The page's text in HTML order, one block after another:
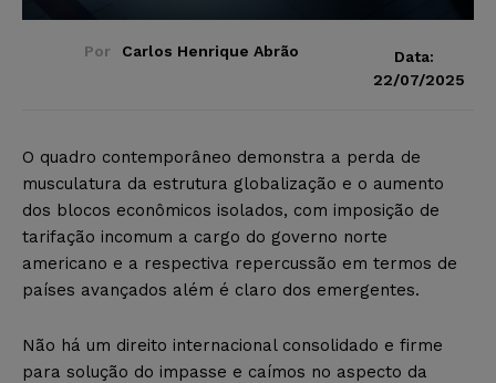
Por Carlos Henrique Abrão
Data:
22/07/2025
O quadro contemporâneo demonstra a perda de
musculatura da estrutura globalização e o aumento
dos blocos econômicos isolados, com imposição de
tarifação incomum a cargo do governo norte
americano e a respectiva repercussão em termos de
países avançados além é claro dos emergentes.
Não há um direito internacional consolidado e firme
para solução do impasse e caímos no aspecto da